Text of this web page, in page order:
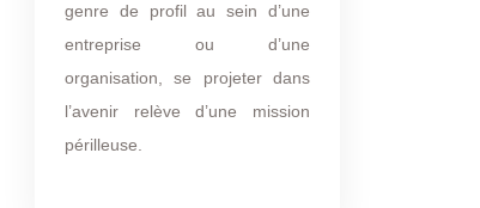
genre de profil au sein d’une
entreprise ou d’une
organisation, se projeter dans
l’avenir relève d’une mission
périlleuse.